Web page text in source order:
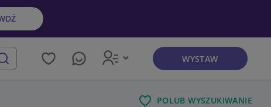
WYSTAW
POLUB WYSZUKIWANIE